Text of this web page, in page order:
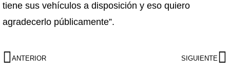
tiene sus vehículos a disposición y eso quiero
agradecerlo públicamente”.
ANTERIOR SIGUIENTE